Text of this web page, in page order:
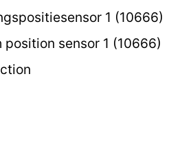
1 (10666)
sensor 1 (10666)